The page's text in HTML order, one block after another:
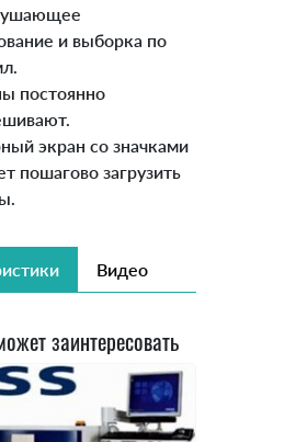
и выборка по
постоянно
экран со значками
пошагово загрузить
Видео
заинтересовать